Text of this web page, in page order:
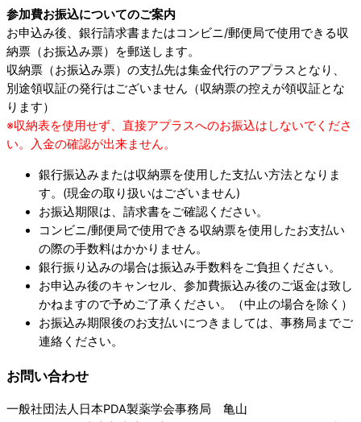
参加費お振込についてのご案内
お申込み後、銀行請求書またはコンビニ/郵便局で使用できる収
納票（お振込み票）を郵送します。
収納票（お振込み票）の支払先は集金代行のアプラスとなり、
別途領収証の発行はございません（収納票の控えが領収証とな
ります）
※収納表を使用せず、直接アプラスへのお振込はしないでくださ
い。入金の確認が出来ません。
銀行振込みまたは収納票を使用した支払い方法となりま
す。(現金の取り扱いはございません)
お振込期限は、請求書をご確認ください。
コンビニ/郵便局で使用できる収納票を使用したお支払い
の際の手数料はかかりません。
銀行振り込みの場合は振込み手数料をご負担ください。
お申込み後のキャンセル、参加費振込み後のご返金は致し
かねますので予めご了承ください。（中止の場合を除く）
お振込み期限後のお支払いにつきましては、事務局までご
連絡ください。
お問い合わせ
一般社団法人日本PDA製薬学会事務局 亀山